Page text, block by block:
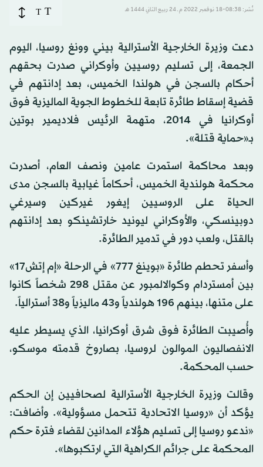
نُشر: 08:38-18 نوفمبر 2022 م ـ 24 ربيع الثاني 1444 هـ T
T
دعت وزيرة الخارجية الأسترالية بيني وونغ روسيا، اليوم
الجمعة، إلى تسليم روسيين وأوكراني صدرت بحقهم
أحكام بالسجن في هولندا الخميس، بعد إدانتهم في
قضية إسقاط طائرة تابعة للخطوط الجوية الماليزية فوق
أوكرانيا في 2014، متهمة الرئيس فلاديمير بوتين
بـ«حماية قتلة».
وبعد محاكمة استمرت عامين ونصف العام، أصدرت
محكمة هولندية الخميس، أحكاماً غيابية بالسجن مدى
الحياة على الروسيين إيغور غيركين وسيرغي
دوبينسكي، والأوكراني ليونيد خارتشينكو بعد إدانتهم
بالقتل، ولعب دور في تدمير الطائرة.
وأسفر تحطم طائرة «بوينغ 777» في الرحلة «إم إتش17»
بين أمستردام وكوالالمبور عن مقتل 298 شخصاً كانوا
على متنها، بينهم 196 هولندياً و43 ماليزياً و38 أسترالياً.
وأُصيبت الطائرة فوق شرق أوكرانيا، الذي يسيطر عليه
الانفصاليون الموالون لروسيا، بصاروخ قدمته موسكو،
حسب المحكمة.
وقالت وزيرة الخارجية الأسترالية لصحافيين إن الحكم
يؤكد أن «روسيا الاتحادية تتحمل مسؤولية». وأضافت:
«ندعو روسيا إلى تسليم هؤلاء المدانين لقضاء فترة حكم
المحكمة على جرائم الكراهية التي ارتكبوها».